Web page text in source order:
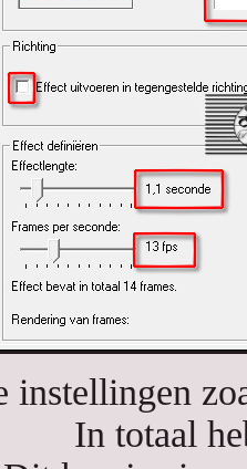
instellingen
In totaal